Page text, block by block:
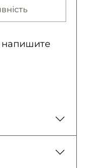
напишите
500 грн.